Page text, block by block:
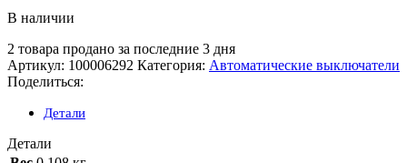
В наличии
2 товара продано за последние 3 дня
Артикул: 100006292 Категория: Автоматические выключатели
Поделиться:
Детали
Детали